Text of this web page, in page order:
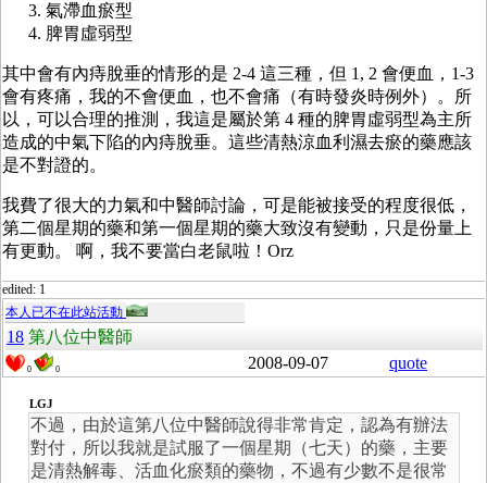
氣滯血瘀型
脾胃虛弱型
其中會有內痔脫垂的情形的是 2-4 這三種，但 1, 2 會便血，1-3
會有疼痛，我的不會便血，也不會痛（有時發炎時例外）。所
以，可以合理的推測，我這是屬於第 4 種的脾胃虛弱型為主所
造成的中氣下陷的內痔脫垂。這些清熱涼血利濕去瘀的藥應該
是不對證的。
我費了很大的力氣和中醫師討論，可是能被接受的程度很低，
第二個星期的藥和第一個星期的藥大致沒有變動，只是份量上
有更動。 啊，我不要當白老鼠啦！Orz
edited: 1
本人已不在此站活動
18 第八位中醫師
0 0 2008-09-07 quote
LGJ
不過，由於這第八位中醫師說得非常肯定，認為有辦法
對付，所以我就是試服了一個星期（七天）的藥，主要
是清熱解毒、活血化瘀類的藥物，不過有少數不是很常